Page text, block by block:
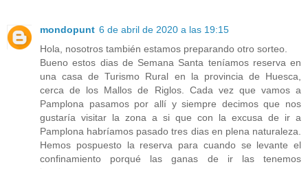
mondopunt 6 de abril de 2020 a las 19:15
Hola, nosotros también estamos preparando otro sorteo.
Bueno estos dias de Semana Santa teníamos reserva en
una casa de Turismo Rural en la provincia de Huesca,
cerca de los Mallos de Riglos. Cada vez que vamos a
Pamplona pasamos por allí y siempre decimos que nos
gustaría visitar la zona a si que con la excusa de ir a
Pamplona habríamos pasado tres dias en plena naturaleza.
Hemos pospuesto la reserva para cuando se levante el
confinamiento porqué las ganas de ir las tenemos